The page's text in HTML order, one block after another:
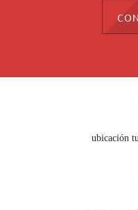
ubicación